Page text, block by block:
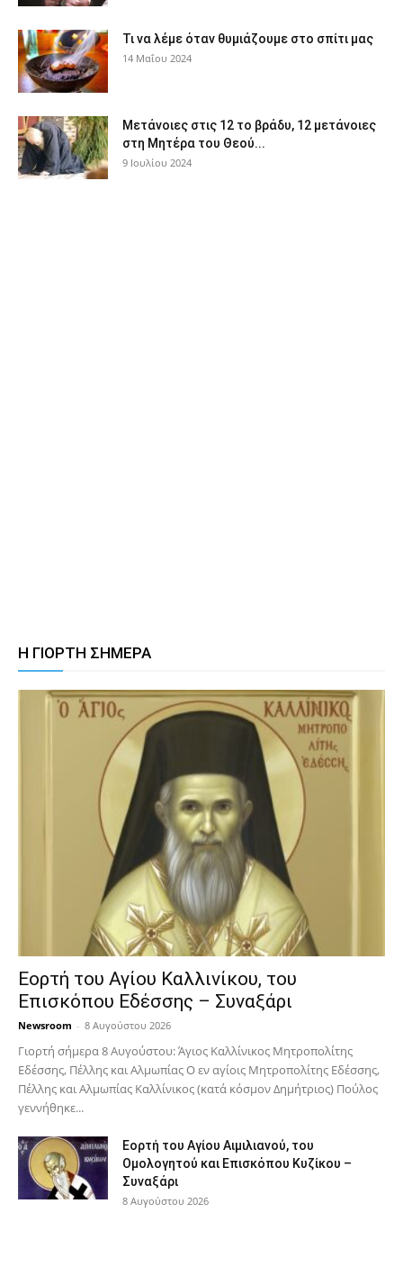
Τι να λέμε όταν θυμιάζουμε στο σπίτι μας
14 Μαΐου 2024
Μετάνοιες στις 12 το βράδυ, 12 μετάνοιες
στη Μητέρα του Θεού...
9 Ιουλίου 2024
Η ΓΙΟΡΤΗ ΣΗΜΕΡΑ
Εορτή του Αγίου Καλλινίκου, του
Επισκόπου Εδέσσης – Συναξάρι
Newsroom - 8 Αυγούστου 2026
Γιορτή σήμερα 8 Αυγούστου: Άγιος Καλλίνικος Μητροπολίτης
Εδέσσης, Πέλλης και Αλμωπίας Ο εν αγίοις Μητροπολίτης Εδέσσης,
Πέλλης και Αλμωπίας Καλλίνικος (κατά κόσμον Δημήτριος) Πούλος
γεννήθηκε...
Εορτή του Αγίου Αιμιλιανού, του
Ομολογητού και Επισκόπου Κυζίκου –
Συναξάρι
8 Αυγούστου 2026